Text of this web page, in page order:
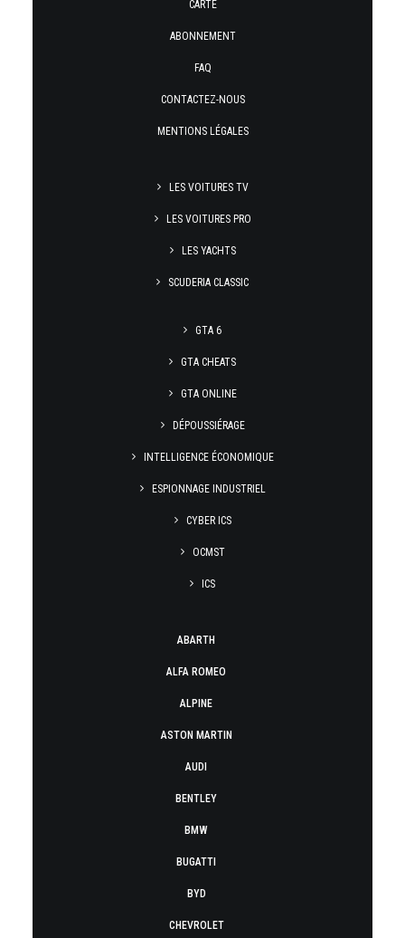
CARTE
ABONNEMENT
FAQ
CONTACTEZ-NOUS
MENTIONS LÉGALES
LES VOITURES TV
LES VOITURES PRO
LES YACHTS
SCUDERIA CLASSIC
GTA 6
GTA CHEATS
GTA ONLINE
DÉPOUSSIÉRAGE
INTELLIGENCE ÉCONOMIQUE
ESPIONNAGE INDUSTRIEL
CYBER ICS
OCMST
ICS
ABARTH
ALFA ROMEO
ALPINE
ASTON MARTIN
AUDI
BENTLEY
BMW
BUGATTI
BYD
CHEVROLET